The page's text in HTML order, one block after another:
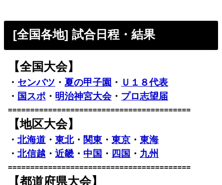
[全国各地] 試合日程・結果
【全国大会】
・ センバツ ・ 夏の甲子園 ・ Ｕ１８代表
・ 国スポ ・ 明治神宮大会・ プロ志望届
=========================================
【地区大会】
・北海道 ・東北・ 関東・東京 ・東海
・北信越 ・近畿 ・ 中国 ・ 四国 ・ 九州
=========================================
【都道府県大会】